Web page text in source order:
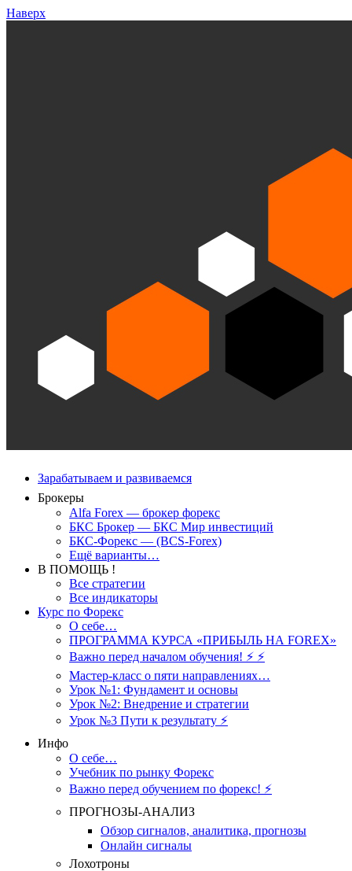
Наверх
Зарабатываем и развиваемся
Брокеры
Alfa Forex — брокер форекс
БКС Брокер — БКС Мир инвестиций
БКС-Форекс — (BCS-Forex)
Ещё варианты…
В ПОМОЩЬ !
Все стратегии
Все индикаторы
Курс по Форекс
О себе…
ПРОГРАММА КУРСА «ПРИБЫЛЬ НА FOREX»
Важно перед началом обучения! ⚡ ⚡
Мастер-класс о пяти направлениях…
Урок №1: Фундамент и основы
Урок №2: Внедрение и стратегии
Урок №3 Пути к результату ⚡️
Инфо
О себе…
Учебник по рынку Форекс
Важно перед обучением по форекс! ⚡
ПРОГНОЗЫ-АНАЛИЗ
Обзор сигналов, аналитика, прогнозы
Онлайн сигналы
Лохотроны